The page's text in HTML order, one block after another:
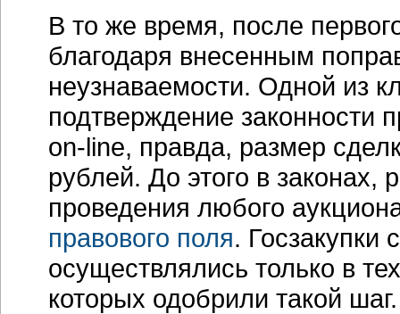
В то же время, после
благодаря внесенным
неузнаваемости. Одной из
подтверждение законности
on-line, правда, размер
рублей. До этого в законах,
проведения любого
правового поля. Госзакупки
осуществлялись только в
которых одобрили такой шаг.